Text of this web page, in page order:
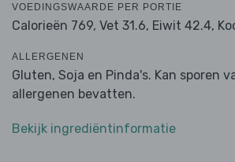
VOEDINGSWAARDE PER PORTIE
Calorieën 769, Vet 31.6, Eiwit 42.4,
ALLERGENEN
Gluten, Soja en Pinda's. Kan sporen
allergenen bevatten.
Bekijk ingrediëntinformatie